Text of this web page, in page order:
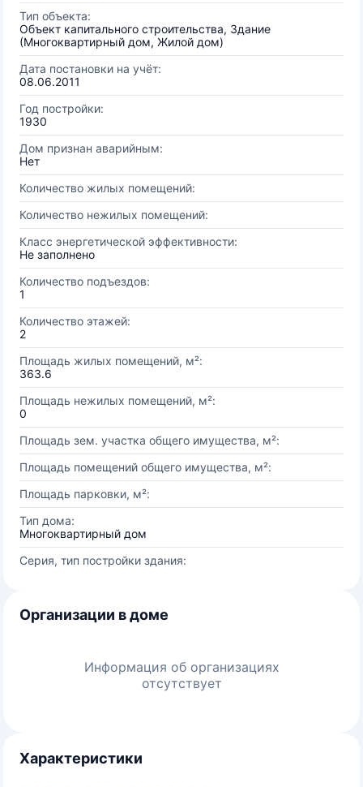
Тип объекта:
Объект капитального строительства, Здание
(Многоквартирный дом, Жилой дом)
Дата постановки на учёт:
08.06.2011
Год постройки:
1930
Дом признан аварийным:
Нет
Количество жилых помещений:
Количество нежилых помещений:
Класс энергетической эффективности:
Не заполнено
Количество подъездов:
1
Количество этажей:
2
Площадь жилых помещений, м²:
363.6
Площадь нежилых помещений, м²:
0
Площадь зем. участка общего имущества, м²:
Площадь помещений общего имущества, м²:
Площадь парковки, м²:
Тип дома:
Многоквартирный дом
Серия, тип постройки здания:
Организации в доме
Информация об организациях
отсутствует
Характеристики